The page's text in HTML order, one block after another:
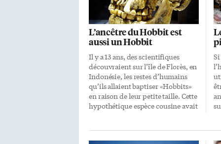
L’ancêtre du Hobbit est
aussi un Hobbit
Il y a 13 ans, des scientifiques
découvraient sur l’île de Florès, en
Indonésie, les restes d’humains
qu’ils allaient baptiser «Hobbits»
en raison de leur petite taille. Cette
hypothétique espèce cousine avait